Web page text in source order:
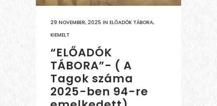
29 NOVEMBER, 2025 IN ELŐADÓK TÁBORA,
KIEMELT
“ELŐADÓK
TÁBORA”- ( A
Tagok száma
2025-ben 94-re